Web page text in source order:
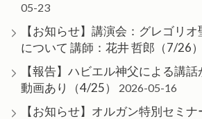
05-23
【お知らせ】講演会：グレゴリオ
について 講師：花井 哲郎（7/26）
【報告】ハビエル神父による講
動画あり（4/25）
2026-05-16
【お知らせ】オルガン特別セミ